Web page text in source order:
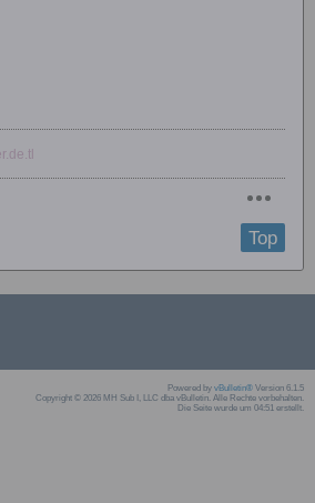
Top
Powered by vBulletin® Version 6.1.5
Copyright © 2026 MH Sub I, LLC dba vBulletin. Alle Rechte vorbehalten.
Die Seite wurde um 04:51 erstellt.